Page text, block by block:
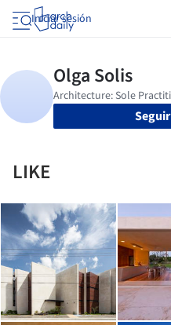
Iniciar sesión
Seguir
LIKE